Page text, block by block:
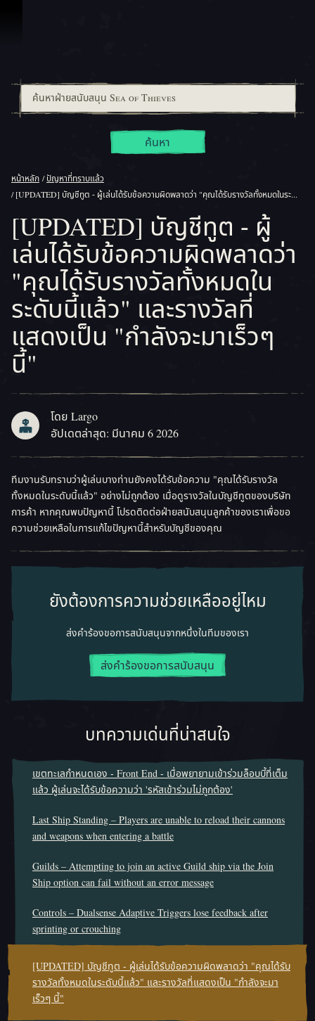
ค้นหา
หน้าหลัก
ปัญหาที่ทราบแล้ว
[UPDATED] บัญชีทูต - ผู้เล่นได้รับข้อความผิดพลาดว่า "คุณได้รับรางวัลทั้งหมดในระดับนี้แล้ว" และรางวัลที่แสดงเป็น "กำลังจะมาเร็วๆ นี้"
[UPDATED] บัญชีทูต - ผู้
เล่นได้รับข้อความผิดพลาดว่า
"คุณได้รับรางวัลทั้งหมดใน
ระดับนี้แล้ว" และรางวัลที่
แสดงเป็น "กำลังจะมาเร็วๆ
นี้"
โดย Largo
อัปเดตล่าสุด: มีนาคม 6 2026
ทีมงานรับทราบว่าผู้เล่นบางท่านยังคงได้รับข้อความ "คุณได้รับรางวัล
ทั้งหมดในระดับนี้แล้ว" อย่างไม่ถูกต้อง เมื่อดูรางวัลในบัญชีทูตของบริษัท
การค้า หากคุณพบปัญหานี้ โปรดติดต่อฝ่ายสนับสนุนลูกค้าของเราเพื่อขอ
ความช่วยเหลือในการแก้ไขปัญหานี้สำหรับบัญชีของคุณ
ยังต้องการความช่วยเหลืออยู่ไหม
ส่งคำร้องขอการสนับสนุนจากหนึ่งในทีมของเรา
ส่งคำร้องขอการสนับสนุน
บทความเด่นที่น่าสนใจ
เขตทะเลกำหนดเอง - Front End - เมื่อพยายามเข้าร่วมล็อบบี้ที่เต็ม
แล้ว ผู้เล่นจะได้รับข้อความว่า 'รหัสเข้าร่วมไม่ถูกต้อง'
Last Ship Standing – Players are unable to reload their cannons
and weapons when entering a battle
Guilds – Attempting to join an active Guild ship via the Join
Ship option can fail without an error message
Controls – Dualsense Adaptive Triggers lose feedback after
sprinting or crouching
[UPDATED] บัญชีทูต - ผู้เล่นได้รับข้อความผิดพลาดว่า "คุณได้รับ
รางวัลทั้งหมดในระดับนี้แล้ว" และรางวัลที่แสดงเป็น "กำลังจะมา
เร็วๆ นี้"